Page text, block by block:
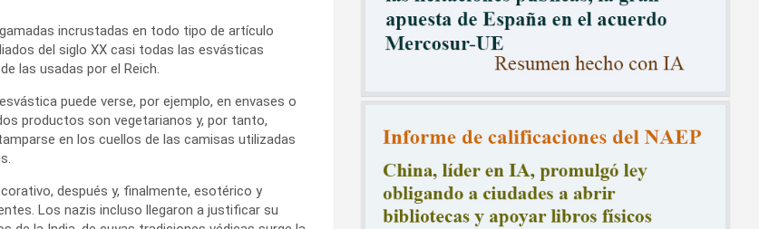
incrustadas en todo tipo de artículo
del siglo XX casi todas las esvásticas
las usadas por el Reich.
puede verse, por ejemplo, en envases o
productos son vegetarianos y, por tanto,
en los cuellos de las camisas utilizadas
después y, finalmente, esotérico y
Los nazis incluso llegaron a justificar su